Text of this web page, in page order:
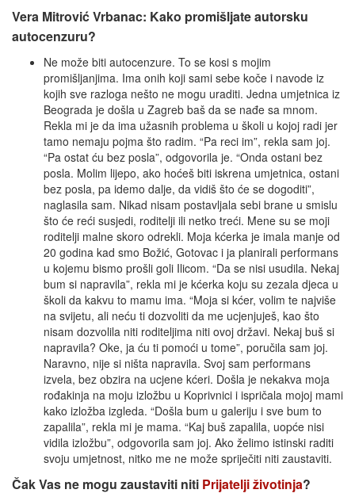
Vera Mitrović Vrbanac: Kako promišljate autorsku
autocenzuru?
Ne može biti autocenzure. To se kosi s mojim
promišljanjima. Ima onih koji sami sebe koče i navode iz
kojih sve razloga nešto ne mogu uraditi. Jedna umjetnica iz
Beograda je došla u Zagreb baš da se nađe sa mnom.
Rekla mi je da ima užasnih problema u školi u kojoj radi jer
tamo nemaju pojma što radim. “Pa reci im”, rekla sam joj.
“Pa ostat ću bez posla”, odgovorila je. “Onda ostani bez
posla. Molim lijepo, ako hoćeš biti iskrena umjetnica, ostani
bez posla, pa idemo dalje, da vidiš što će se dogoditi”,
naglasila sam. Nikad nisam postavljala sebi brane u smislu
što će reći susjedi, roditelji ili netko treći. Mene su se moji
roditelji malne skoro odrekli. Moja kćerka je imala manje od
20 godina kad smo Božić, Gotovac i ja planirali performans
u kojemu bismo prošli goli Ilicom. “Da se nisi usudila. Nekaj
bum si napravila”, rekla mi je kćerka koju su zezala djeca u
školi da kakvu to mamu ima. “Moja si kćer, volim te najviše
na svijetu, ali neću ti dozvoliti da me ucjenjuješ, kao što
nisam dozvolila niti roditeljima niti ovoj državi. Nekaj buš si
napravila? Oke, ja ću ti pomoći u tome”, poručila sam joj.
Naravno, nije si ništa napravila. Svoj sam performans
izvela, bez obzira na ucjene kćeri. Došla je nekakva moja
rođakinja na moju izložbu u Koprivnici i ispričala mojoj mami
kako izložba izgleda. “Došla bum u galeriju i sve bum to
zapalila”, rekla mi je mama. “Kaj buš zapalila, uopće nisi
vidila izložbu”, odgovorila sam joj. Ako želimo istinski raditi
svoju umjetnost, nitko me ne može spriječiti niti zaustaviti.
Čak Vas ne mogu zaustaviti niti Prijateljiživotinja?